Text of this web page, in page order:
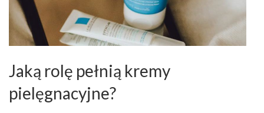
Jaką rolę pełnią kremy
pielęgnacyjne?